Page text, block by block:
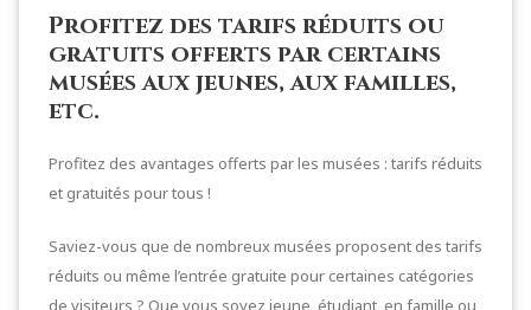
Profitez des tarifs réduits ou
gratuits offerts par certains
musées aux jeunes, aux familles,
etc.
Profitez des avantages offerts par les musées : tarifs réduits
et gratuités pour tous !
Saviez-vous que de nombreux musées proposent des tarifs
réduits ou même l’entrée gratuite pour certaines catégories
de visiteurs ? Que vous soyez jeune, étudiant, en famille ou